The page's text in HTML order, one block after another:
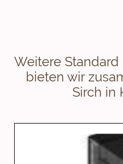
Weitere
bieten wir
Sirch in